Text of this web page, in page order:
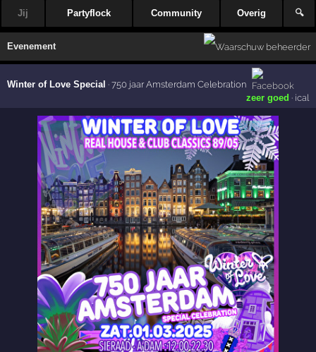
Jij Partyflock Community Overig 🔍
Evenement
Winter of Love Special ·750 jaar Amsterdam Celebration
zeer goed · ical